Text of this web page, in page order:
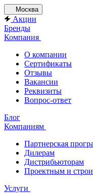
Москва
Акции
Бренды
Компания
О компании
Сертификаты
Отзывы
Вакансии
Реквизиты
Вопрос-ответ
Блог
Компаниям
Партнерская
Дилерам
Дистрибьюторам
Проектным и
Услуги